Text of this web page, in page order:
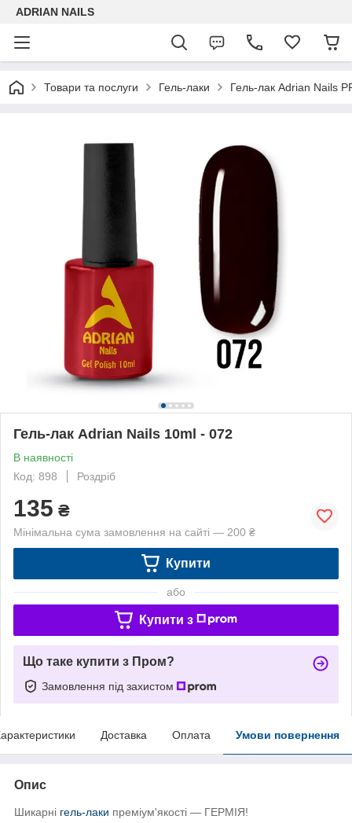
ADRIAN NAILS
Товари та послуги Гель-лаки Гель-лак Adrian Nails
Гель-лак Adrian Nails 10ml - 072
В наявності
Код: 898
Роздріб
135 ₴
Мінімальна сума замовлення на сайті — 200 ₴
Купити
або
Купити з
Що таке купити з Пром?
Замовлення під захистом
Доставка Оплата Умови повернення
Опис
Шикарні гель-лаки преміум'якості — ГЕРМІЯ!